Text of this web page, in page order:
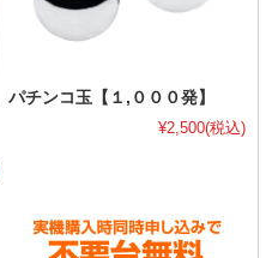
パチンコ玉【１,０００発】
¥2,500(税込)